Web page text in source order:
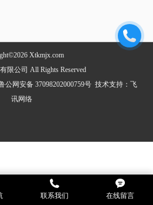
Xtkmjx.com
限公司 All Rights Reserved
公网安备 37098202000759号 技术支持： 飞
讯网络
联系我们 在线留言